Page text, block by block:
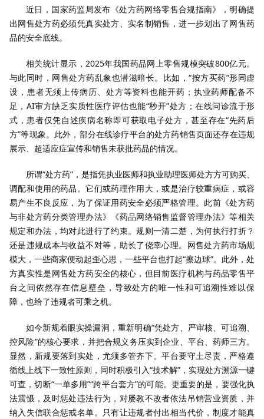
近日，国家药监局发布《处方药网络零售合规指南》，明确提
出网售处方药必须凭真实处方、实名制销售，进一步划出了网售药
品的安全底线。
相关统计显示，2025年我国药品网上零售规模突破800亿元。
与此同时，网售处方药乱象也潜滋暗长。比如，“按方买药”形同虚
设，患者无须上传病历、处方等资料也能开药；执业药师配备不
足，AI审方缺乏实质性医疗评估也能“秒开”处方；在线问诊流于形
式，患者仅凭自述疾病名称即可获取电子处方，甚至存在“先药后
方”等现象。此外，部分在线诊疗平台的处方药销售页面还存在违规
展示、超适应症宣传和销售未获批药品的情况。
所谓“处方药”，是指凭执业医师和执业助理医师处方方可购买、
调配和使用的药品。它们或药理作用大，或是治疗较重病症，或容
易产生不良反应，为了保证用药安全必须严格管理。此前《处方药
与非处方药分类管理办法》《药品网络销售监督管理办法》等相关
规定和办法，均对此进行了约束。规则一清二楚，为何执行打折？
还是违规成本与收益不对等，助长了侥幸心理。网售处方药市场规
模大，一些商家便动起歪心思，一些平台也打起“擦边球”。此外，处
方真实性是网售处方药安全的核心，但目前医疗机构与药品零售平
台之间依然存在信息壁垒，导致处方的唯一性和可追溯性难以保
障，也给了违规者可乘之机。
如今新规着眼实操漏洞，重新明确“凭处方、严审核、可追溯、
控风险”的核心要求，并把合规义务压实到企业、平台、药师三方。
显然，新规要落到实处，尤须多管齐下。平台要守土尽责，严格遵
循线上线下一致性原则，同时积极引入“技术解”，实现处方溯源一键
可查，切断“一单多用”“跨平台套方”的可能。更重要的是，要强化执
法震慑，及时惩处违法行为，对屡教不改者依法吊销营业资质，并
纳入失信联合惩戒名单。只有让违规者付出相当代价，制度才能真